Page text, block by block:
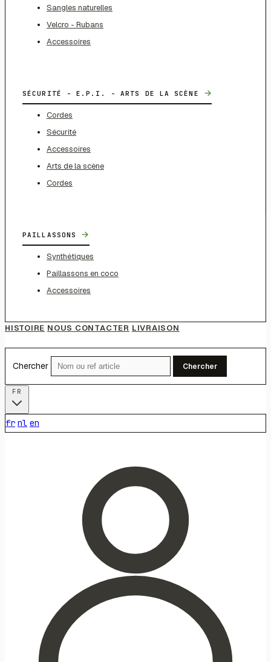
Sangles naturelles
Velcro - Rubans
Accessoires
SÉCURITÉ - E.P.I. - ARTS DE LA SCÈNE →
Cordes
Sécurité
Accessoires
Arts de la scène
Cordes
PAILLASSONS →
Synthétiques
Paillassons en coco
Accessoires
HISTOIRE NOUS CONTACTER LIVRAISON
Chercher Chercher
fr nl en